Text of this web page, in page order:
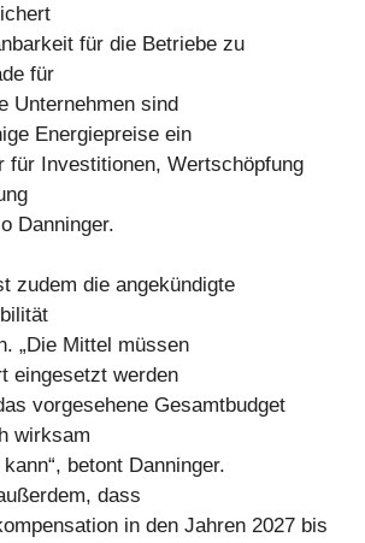
für die Betriebe zu
für
Unternehmen sind
Energiepreise ein
für Investitionen, Wertschöpfung
Danninger.
zudem die angekündigte
„Die Mittel müssen
eingesetzt werden
vorgesehene Gesamtbudget
wirksam
betont Danninger.
dass
in den Jahren 2027 bis